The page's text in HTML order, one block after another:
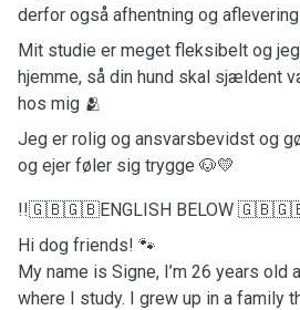
derfor også afhentning og
Mit studie er meget fleksibelt og
hjemme, så din hund skal sjældent
hos mig 🫂
Jeg er rolig og ansvarsbevidst og
og ejer føler sig trygge 🐶💛
!!🇬🇧🇬🇧ENGLISH BELOW
Hi dog friends! 🐾
My name is Signe, I’m 26 years old
where I study. I grew up in a family